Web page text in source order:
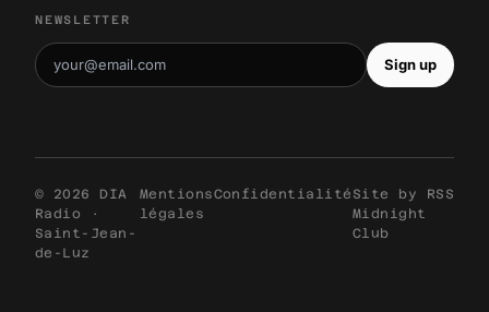
NEWSLETTER
Sign up
© 2026 DIA
Radio ·
Saint-Jean-
de-Luz
Mentions
légales
Confidentialité Site by
Midnight
Club
RSS